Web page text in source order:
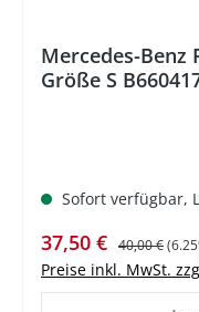
Mercedes-Benz
Größe S
Sofort verfügbar,
Verkaufspreis:
37,50 € Regulärer
40,00 €
Preise inkl. MwSt.